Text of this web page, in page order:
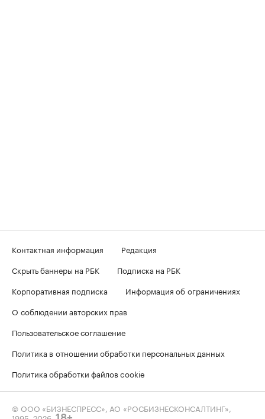
Контактная информация
Редакция
Скрыть баннеры на РБК
Подписка на РБК
Корпоративная подписка
Информация об ограничениях
О соблюдении авторских прав
Пользовательское соглашение
Политика в отношении обработки персональных данных
Политика обработки файлов cookie
© ООО «БИЗНЕСПРЕСС», АО «РОСБИЗНЕСКОНСАЛТИНГ»,